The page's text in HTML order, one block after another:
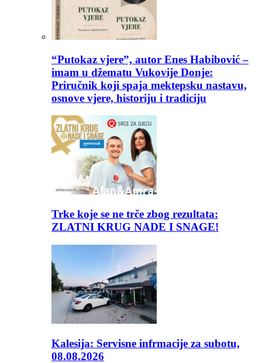
“Putokaz vjere”, autor Enes Habibović –
imam u džematu Vukovije Donje:
Priručnik koji spaja mektepsku nastavu,
osnove vjere, historiju i tradiciju
Trke koje se ne trče zbog rezultata:
ZLATNI KRUG NADE I SNAGE!
Kalesija: Servisne infrmacije za subotu,
08.08.2026